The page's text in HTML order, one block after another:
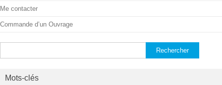
Me contacter
Commande d’un Ouvrage
Mots-clés